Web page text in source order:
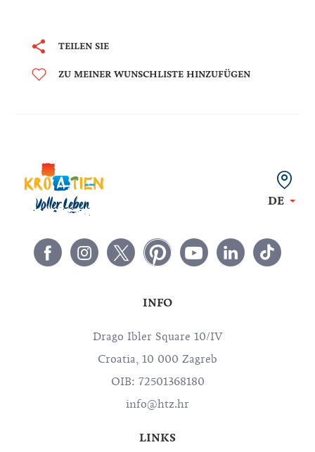
TEILEN SIE
ZU MEINER WUNSCHLISTE HINZUFÜGEN
DE
INFO
Drago Ibler Square 10/IV
Croatia, 10 000 Zagreb
OIB: 72501368180
info@htz.hr
LINKS